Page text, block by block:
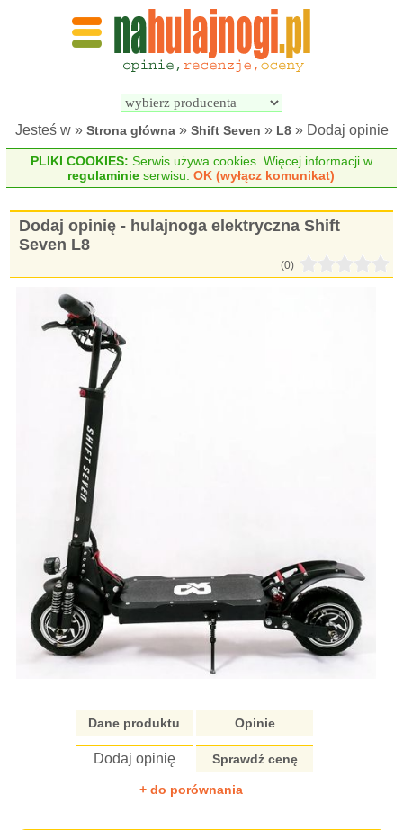
Wyszukiwarka
elektrycznych
Jesteś w » Strona główna» Shift Seven » L8» Dodaj opinie
PLIKI COOKIES: Serwis używa cookies. Więcej informacji w
regulaminie serwisu.OK (wyłącz komunikat)
Dodaj opinię - hulajnoga elektryczna Shift
Seven L8
(0)
Dane produktu Opinie
Dodaj opinię Sprawdź cenę
+ do porównania